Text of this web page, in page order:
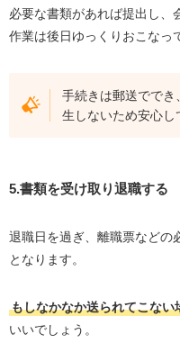
必要な書類があれば提出し、
作業は後日ゆっくりおこなっ
手続きは郵送でで
生しないため安心し
5.書類を受け取り退職する
退職日を過ぎ、離職票などの
となります。
もしなかなか送られてこな
いいでしょう。